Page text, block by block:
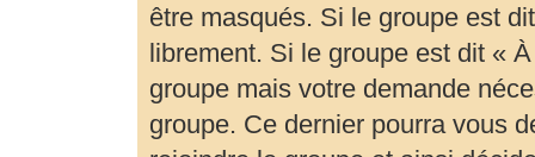
être masqués. Si le groupe est
librement. Si le groupe est dit «
groupe mais votre demande
groupe. Ce dernier pourra vous